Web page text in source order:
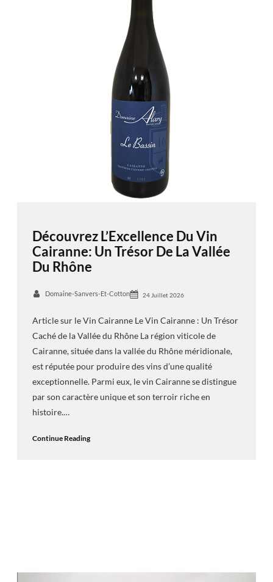
Découvrez L’Excellence Du Vin
Cairanne: Un Trésor De La Vallée
Du Rhône
Domaine-Sanvers-Et-Cotton 24 Juillet 2026
Article sur le Vin Cairanne Le Vin Cairanne : Un Trésor
Caché de la Vallée du Rhône La région viticole de
Cairanne, située dans la vallée du Rhône méridionale,
est réputée pour produire des vins d’une qualité
exceptionnelle. Parmi eux, le vin Cairanne se distingue
par son caractère unique et son terroir riche en
histoire.…
Continue Reading